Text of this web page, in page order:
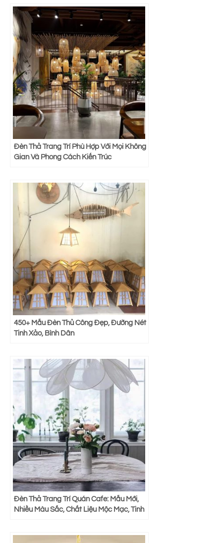
Đèn Thả Trang Trí Phù Hợp Với Mọi Không
Gian Và Phong Cách Kiến Trúc
450+ Mẫu Đèn Thủ Công Đẹp, Đường Nét
Tinh Xảo, Bình Dân
Đèn Thả Trang Trí Quán Cafe: Mẫu Mới,
Nhiều Màu Sắc, Chất Liệu Mộc Mạc, Tinh